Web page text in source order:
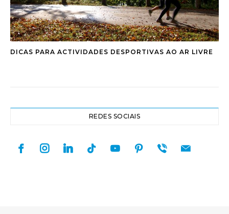
DICAS PARA ACTIVIDADES DESPORTIVAS AO AR LIVRE
REDES SOCIAIS
facebookinstagramlinkedintiktok youtubepinterest
viber mail